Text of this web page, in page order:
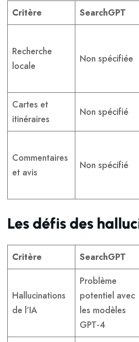
Critère SearchGPT
Recherche
locale
Non spécifiée
Cartes et
itinéraires
Non spécifié
Commentaires
et avis
Non spécifié
Les défis des
Critère SearchGPT
Hallucinations
de l’IA
Problème
potentiel avec
les modèles
GPT-4